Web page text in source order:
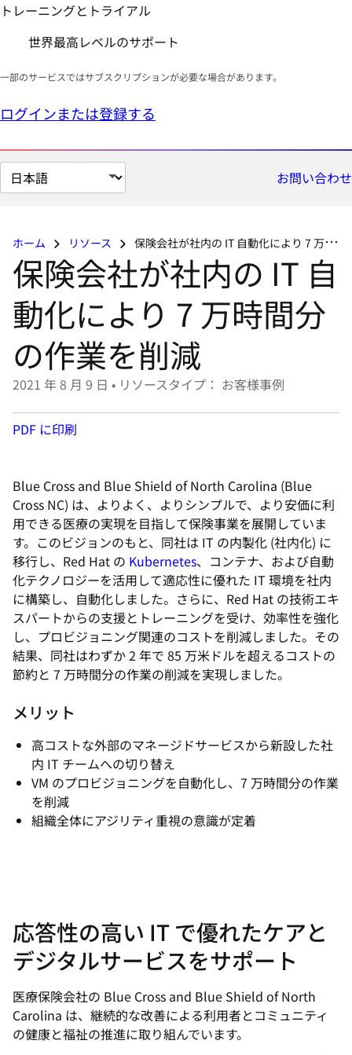
トレーニングとトライアル
世界最高レベルのサポート
一部のサービスではサブスクリプションが必要な場合があります。
ログインまたは登録する
ペ
ー
の
語
て
だ
お問い合わせ
ホーム リソース 保険会社が社内の IT 自動化により 7 万時間分の作業を削減
保険会社が社内の IT 自
動化により 7 万時間分
の作業を削減
2021 年 8 月 9 日 • リソースタイプ： お客様事例
PDF に印刷
Blue Cross and Blue Shield of North Carolina (Blue
Cross NC) は、よりよく、よりシンプルで、より安価に利
用できる医療の実現を目指して保険事業を展開していま
す。このビジョンのもと、同社は IT の内製化 (社内化) に
移行し、Red Hat の Kubernetes、コンテナ、および自動
化テクノロジーを活用して適応性に優れた IT 環境を社内
に構築し、自動化しました。さらに、Red Hat の技術エキ
スパートからの支援とトレーニングを受け、効率性を強化
し、プロビジョニング関連のコストを削減しました。その
結果、同社はわずか 2 年で 85 万米ドルを超えるコストの
節約と 7 万時間分の作業の削減を実現しました。
メリット
高コストな外部のマネージドサービスから新設した社
内 IT チームへの切り替え
VM のプロビジョニングを自動化し、7 万時間分の作業
を削減
組織全体にアジリティ重視の意識が定着
応答性の高い IT で優れたケアと
デジタルサービスをサポート
医療保険会社の Blue Cross and Blue Shield of North
Carolina は、継続的な改善による利用者とコミュニティ
の健康と福祉の推進に取り組んでいます。